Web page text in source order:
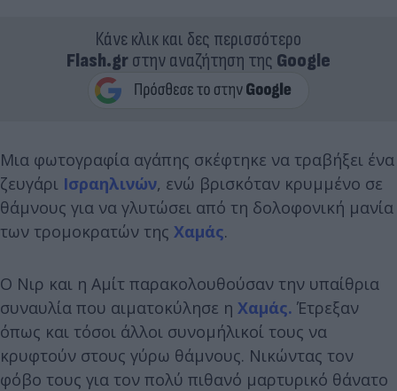
Κάνε κλικ και δες περισσότερο
Flash.grστην αναζήτηση της Google
Μια φωτογραφία αγάπης σκέφτηκε να τραβήξει ένα
ζευγάρι Ισραηλινών, ενώ βρισκόταν κρυμμένο σε
θάμνους για να γλυτώσει από τη δολοφονική μανία
των τρομοκρατών της Χαμάς.
Ο Νιρ και η Αμίτ παρακολουθούσαν την υπαίθρια
συναυλία που αιματοκύλησε η Χαμάς. Έτρεξαν
όπως και τόσοι άλλοι συνομήλικοί τους να
κρυφτούν στους γύρω θάμνους. Νικώντας τον
φόβο τους για τον πολύ πιθανό μαρτυρικό θάνατο